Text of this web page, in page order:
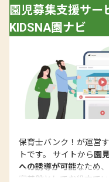
園児募集支援サー
KIDSNA園ナビ
保育士バンク！が運営
トです。 サイトから 園
への誘導が可能なため
客基盤としてお役立て